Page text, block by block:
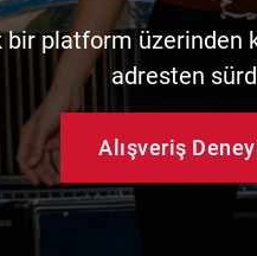
bir platform
adresten
Alışveriş